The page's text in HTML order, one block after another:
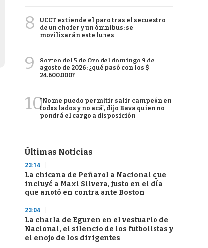
8
UCOT extiende el paro tras el secuestro
de un chofer y un ómnibus: se
movilizarán este lunes
9
Sorteo del 5 de Oro del domingo 9 de
agosto de 2026: ¿qué pasó con los $
24.600.000?
10"No me puedo permitir salir campeón en
todos lados y no acá", dijo Bava quien no
pondrá el cargo a disposición
Últimas Noticias
23:14
La chicana de Peñarol a Nacional que
incluyó a Maxi Silvera, justo en el día
que anotó en contra ante Boston
23:04
La charla de Eguren en el vestuario de
Nacional, el silencio de los futbolistas y
el enojo de los dirigentes